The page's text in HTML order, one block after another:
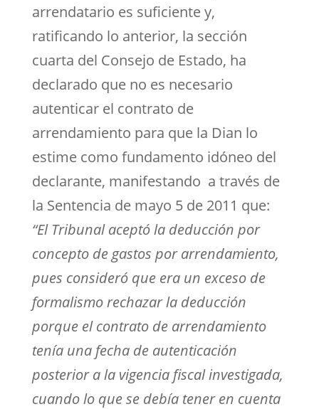
arrendatario es suficiente y,
ratificando lo anterior, la sección
cuarta del Consejo de Estado, ha
declarado que no es necesario
autenticar el contrato de
arrendamiento para que la Dian lo
estime como fundamento idóneo del
declarante, manifestando a través de
la Sentencia de mayo 5 de 2011 que:
“El Tribunal aceptó la deducción por
concepto de gastos por arrendamiento,
pues consideró que era un exceso de
formalismo rechazar la deducción
porque el contrato de arrendamiento
tenía una fecha de autenticación
posterior a la vigencia fiscal investigada,
cuando lo que se debía tener en cuenta